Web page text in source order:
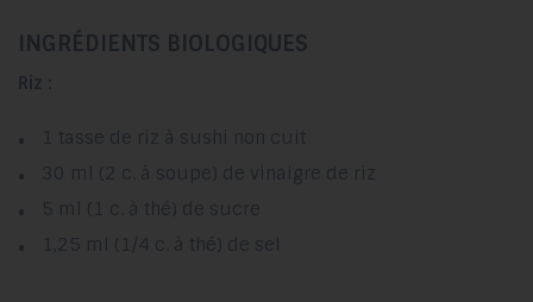
INGRÉDIENTS BIOLOGIQUES
Riz :
1 tasse de riz à sushi non cuit
30 ml (2 c. à soupe) de vinaigre de riz
5 ml (1 c. à thé) de sucre
1,25 ml (1/4 c. à thé) de sel